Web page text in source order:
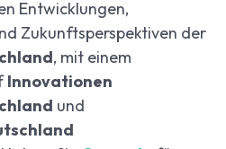
Entwicklungen,
Zukunftsperspektiven der
, mit einem
Innovationen
und